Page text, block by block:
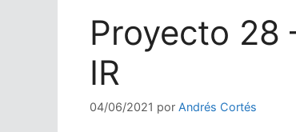
Proyecto 28
IR
04/06/2021 por Andrés Cortés